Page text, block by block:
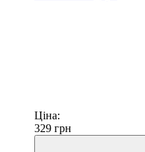
Ціна:
329 грн